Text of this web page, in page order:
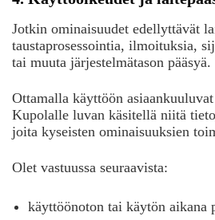
Jotkin ominaisuudet edellyttävät
taustaprosessointia, ilmoituksia,
tai muuta järjestelmätason pääsyä.
Ottamalla käyttöön
Kupolalle luvan käsitellä niitä
joita kyseisten ominaisuuksien
Olet vastuussa seuraavista:
käyttöönoton tai käytön aikana